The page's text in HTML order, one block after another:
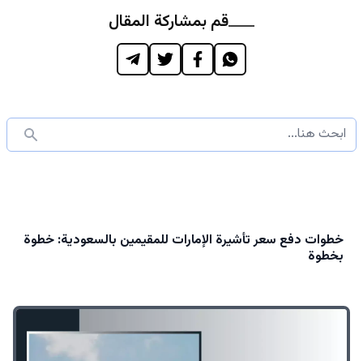
قم بمشاركة المقال
خطوات دفع سعر تأشيرة الإمارات للمقيمين بالسعودية: خطوة
بخطوة